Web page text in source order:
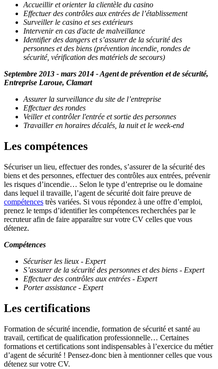
Accueillir et orienter la clientèle du casino
Effectuer des contrôles aux entrées de l’établissement
Surveiller le casino et ses extérieurs
Intervenir en cas d'acte de malveillance
Identifier des dangers et s’assurer de la sécurité des
personnes et des biens (prévention incendie, rondes de
sécurité, vérification des matériels de secours)
Septembre 2013 - mars 2014 -Agent de prévention et de sécurité,
Entreprise Laroue, Clamart
Assurer la surveillance du site de l’entreprise
Effectuer des rondes
Veiller et contrôler l'entrée et sortie des personnes
Travailler en horaires décalés, la nuit et le week-end
Les compétences
Sécuriser un lieu, effectuer des rondes, s’assurer de la sécurité des
biens et des personnes, effectuer des contrôles aux entrées, prévenir
les risques d’incendie… Selon le type d’entreprise ou le domaine
dans lequel il travaille, l’agent de sécurité doit faire preuve de
compétences très variées. Si vous répondez à une offre d’emploi,
prenez le temps d’identifier les compétences recherchées par le
recruteur afin de faire apparaître sur votre CV celles que vous
détenez.
Compétences
Sécuriser les lieux - Expert
S’assurer de la sécurité des personnes et des biens - Expert
Effectuer des contrôles aux entrées - Expert
Porter assistance - Expert
Les certifications
Formation de sécurité incendie, formation de sécurité et santé au
travail, certificat de qualification professionnelle… Certaines
formations et certifications sont indispensables à l’exercice du métier
d’agent de sécurité ! Pensez-donc bien à mentionner celles que vous
détenez sur votre CV.